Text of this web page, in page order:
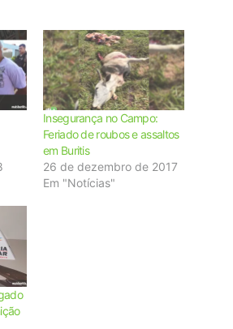
Insegurança no Campo:
Feriado de roubos e assaltos
em Buritis
26 de dezembro de 2017
Em "Notícias"